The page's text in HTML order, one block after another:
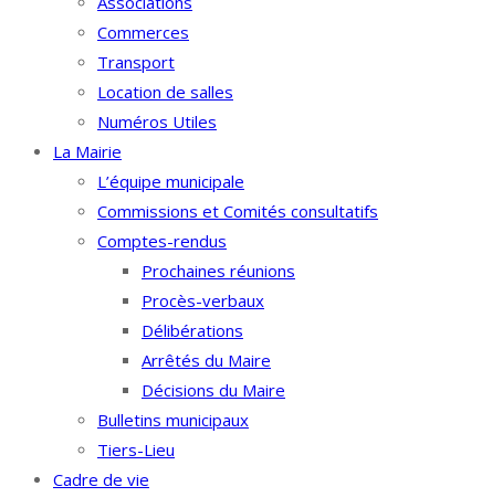
Commerces
Transport
Location de salles
Numéros Utiles
La Mairie
L’équipe municipale
Commissions et Comités consultatifs
Comptes-rendus
Prochaines réunions
Procès-verbaux
Délibérations
Arrêtés du Maire
Décisions du Maire
Bulletins municipaux
Tiers-Lieu
Cadre de vie